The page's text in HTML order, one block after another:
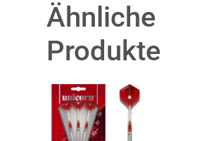
Ähnliche
Produkte